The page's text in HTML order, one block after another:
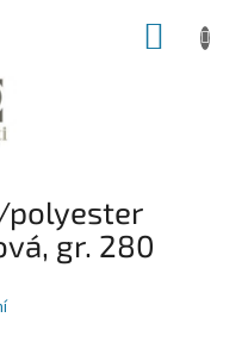
polyester
gr. 280